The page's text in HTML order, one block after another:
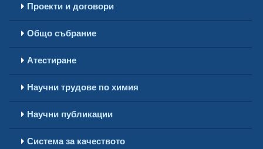
Проекти и договори
Общо събрание
Атестиране
Научни трудове по химия
Научни публикации
Система за качеството